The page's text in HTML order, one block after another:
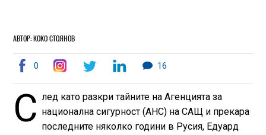
АВТОР: КОКО СТОЯНОВ
0 16
С лед като разкри тайните на Агенцията за
национална сигурност (АНС) на САЩ и прекара
последните няколко години в Русия, Едуард